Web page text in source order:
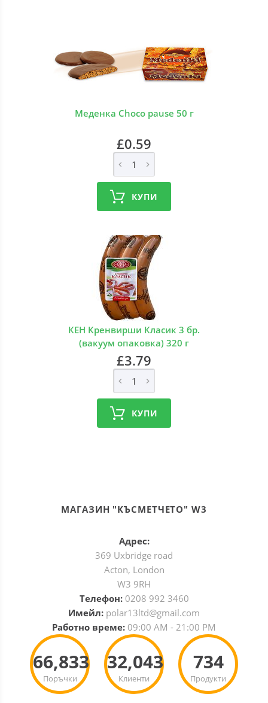
Меденка Choco pause 50 г
£0.59
КУПИ
КЕН Кренвирши Класик 3 бр.
(вакуум опаковка) 320 г
£3.79
КУПИ
МАГАЗИН "КЪСМЕТЧЕТО" W3
Адрес:
369 Uxbridge road
Acton, London
W3 9RH
Телефон: 0208 992 3460
Имейл: polar13ltd@gmail.com
Работно време: 09:00 AM - 21:00 PM
Поръчки
66,833
Клиенти
32,043
Продукти
734